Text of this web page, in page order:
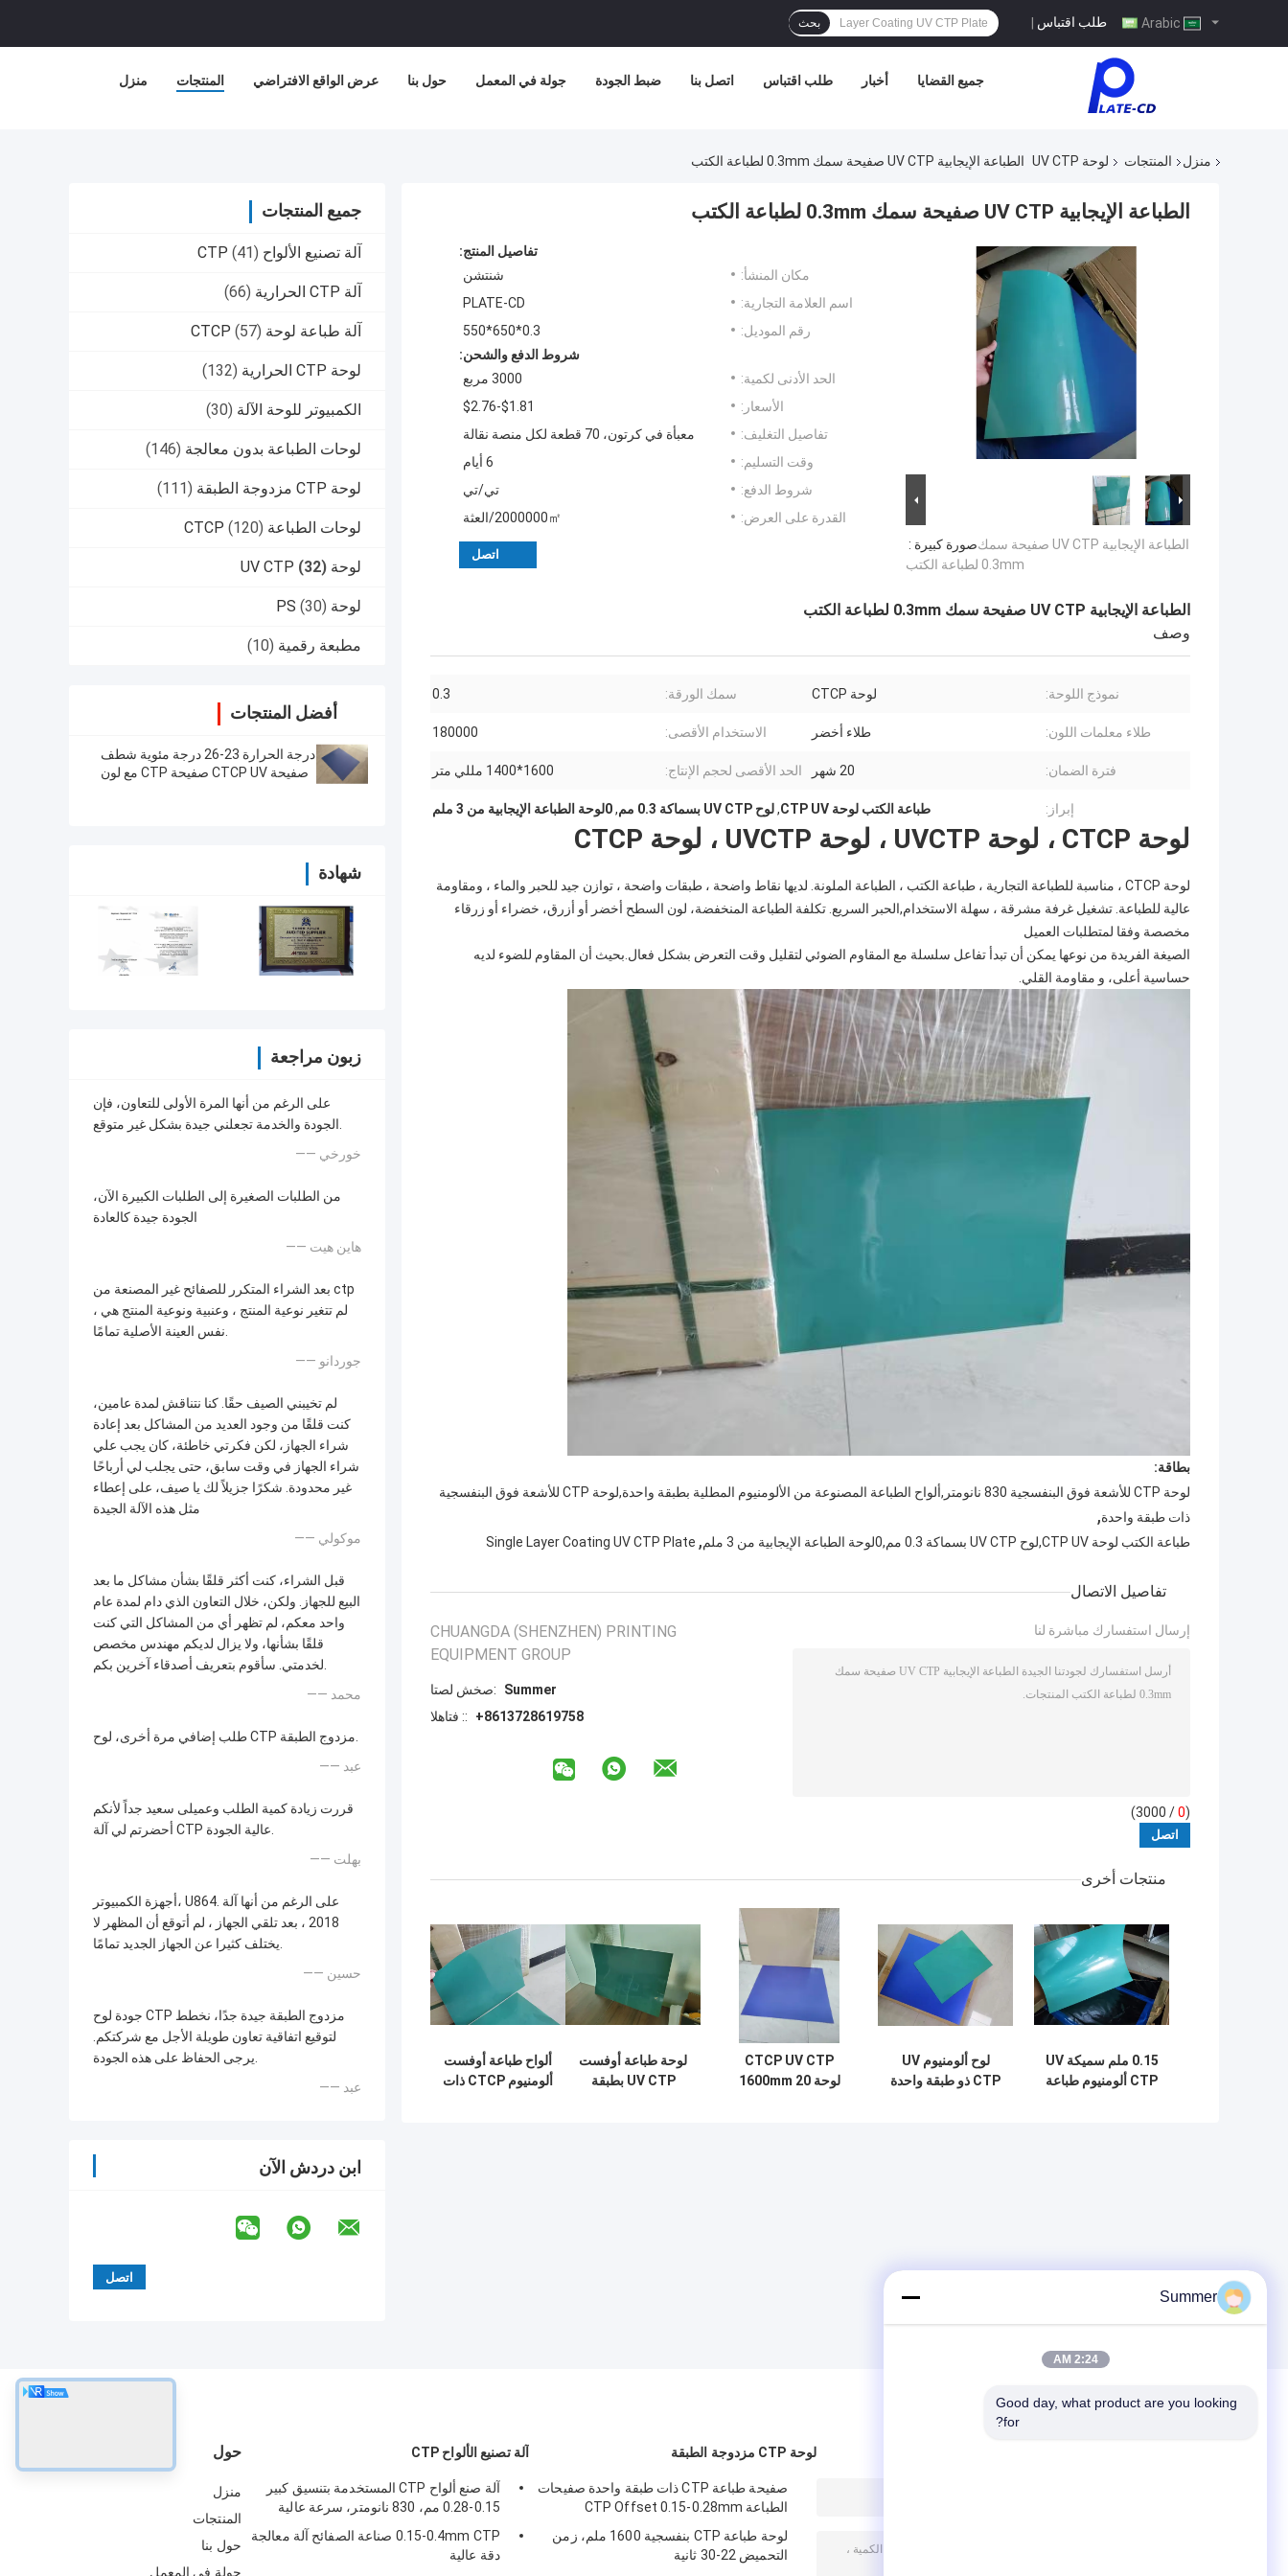
طلب اقتباس | بحث
منزل المنتجات عرض الواقع الافتراضي حول بنا جولة في المعمل ضبط الجودة اتصل بنا طلب اقتباس أخبار جميع القضايا
منزل المنتجات لوحة UV CTP الطباعة الإيجابية UV CTP صفيحة سمك 0.3mm لطباعة الكتب
جميع المنتجات
آلة تصنيع الألواح CTP (41)
آلة CTP الحرارية (66)
آلة طباعة لوحة CTCP (57)
لوحة CTP الحرارية (132)
الكمبيوتر للوحة الآلة (30)
لوحات الطباعة بدون معالجة (146)
لوحة CTP مزدوجة الطبقة (111)
لوحات الطباعة CTCP (120)
لوحة UV CTP (32)
لوحة PS (30)
مطبعة رقمية (10)
أفضل المنتجات
درجة الحرارة 23-26 درجة مئوية شطف
صفيحة CTCP UV صفيحة CTP مع لون
شهادة
زبون مراجعة
على الرغم من أنها المرة الأولى للتعاون، فإن
الجودة والخدمة تجعلني جيدة بشكل غير متوقع.
—— خورخي
من الطلبات الصغيرة إلى الطلبات الكبيرة الآن،
الجودة جيدة كالعادة
—— هاين هيت
بعد الشراء المتكرر للصفائح غير المصنعة من ctp
، لم تتغير نوعية المنتج ، وعنبية ونوعية المنتج هي
نفس العينة الأصلية تمامًا.
—— جوردانو
لم تخيبني الصيف حقًا. كنا نتناقش لمدة عامين،
كنت قلقًا من وجود العديد من المشاكل بعد إعادة
شراء الجهاز، لكن فكرتي خاطئة، كان يجب علي
شراء الجهاز في وقت سابق، حتى يجلب لي أرباحًا
غير محدودة. شكرًا جزيلاً لك يا صيف، على إعطاء
مثل هذه الآلة الجيدة
—— موكولي
قبل الشراء، كنت أكثر قلقًا بشأن مشاكل ما بعد
البيع للجهاز. ولكن، خلال التعاون الذي دام لمدة عام
واحد معكم، لم تظهر أي من المشاكل التي كنت
قلقًا بشأنها، ولا يزال لديكم مهندس مخصص
لخدمتي. سأقوم بتعريف أصدقاء آخرين بكم.
—— محمد
طلب إضافي مرة أخرى، لوح CTP مزدوج الطبقة.
—— عبد
قررت زيادة كمية الطلب وعميلى سعيد جداً لأنكم
أحضرتم لي آلة CTP عالية الجودة.
—— بهلت
أجهزة الكمبيوتر، U864. على الرغم من أنها آلة
2018 ، بعد تلقي الجهاز ، لم أتوقع أن المظهر لا
يختلف كثيرا عن الجهاز الجديد تمامًا.
—— حسين
جودة لوح CTP مزدوج الطبقة جيدة جدًا، نخطط
لتوقيع اتفاقية تعاون طويلة الأجل مع شركتكم.
يرجى الحفاظ على هذه الجودة.
—— عبد
ابن دردش الآن
الطباعة الإيجابية UV CTP صفيحة سمك 0.3mm لطباعة الكتب
صورة كبيرة :الطباعة الإيجابية UV CTP صفيحة سمك
0.3mm لطباعة الكتب
تفاصيل المنتج:
مكان المنشأ:
شنتشن
اسم العلامة التجارية:
PLATE-CD
رقم الموديل:
0.3*650*550
شروط الدفع والشحن:
الحد الأدنى لكمية:
3000 مربع
الأسعار:
$1.81-$2.76
تفاصيل التغليف:
معبأة في كرتون، 70 قطعة لكل منصة نقالة
وقت التسليم:
6 أيام
شروط الدفع:
تي/تي
القدرة على العرض:
2000000㎡/العثة
اتصل
الطباعة الإيجابية UV CTP صفيحة سمك 0.3mm لطباعة الكتب
وصف
نموذج اللوحة: لوحة CTCP سمك الورقة: 0.3
طلاء معلمات اللون: طلاء أخضر الاستخدام الأقصى: 180000
فترة الضمان: 20 شهر الحد الأقصى لحجم الإنتاج: 1600*1400 مللي متر
إبراز: طباعة الكتب لوحة CTP UV ,لوح UV CTP بسماكة 0.3 مم ,0لوحة الطباعة الإيجابية من 3 ملم
لوحة CTCP ، لوحة UVCTP ، لوحة UVCTP ، لوحة CTCP
لوحة CTCP ، مناسبة للطباعة التجارية ، طباعة الكتب ، الطباعة الملونة. لديها نقاط واضحة ، طبقات واضحة ، توازن جيد للحبر والماء ، ومقاومة
عالية للطباعة. تشغيل غرفة مشرقة ، سهلة الاستخدام,الحبر السريع. تكلفة الطباعة المنخفضة، لون السطح أخضر أو أزرق، خضراء أو زرقاء
مخصصة وفقا لمتطلبات العميل
الصيغة الفريدة من نوعها يمكن أن تبدأ تفاعل سلسلة مع المقاوم الضوئي لتقليل وقت التعرض بشكل فعال.بحيث أن المقاوم للضوء لديه
حساسية أعلى، و مقاومة القلي.
بطاقة:
لوحة CTP للأشعة فوق البنفسجية 830 نانومتر,ألواح الطباعة المصنوعة من الألومنيوم المطلية بطبقة واحدة,لوحة CTP للأشعة فوق البنفسجية
ذات طبقة واحدة,
طباعة الكتب لوحة CTP UV,لوح UV CTP بسماكة 0.3 مم,0لوحة الطباعة الإيجابية من 3 ملم ,
Single Layer Coating UV CTP Plate
تفاصيل الاتصال
CHUANGDA (SHENZHEN) PRINTING
EQUIPMENT GROUP
اتصل شخص:
Summer
الهاتف ::
+8613728619758
إرسال استفسارك مباشرة لنا
(
0
/ 3000)
منتجات أخرى
0.15 ملم سميكة UV
CTP ألومنيوم طباعة
لوح ألومنيوم UV
CTP ذو طبقة واحدة
CTCP UV CTP
لوحة 1600mm 20
لوحة طباعة أوفست
UV CTP بطبقة
ألواح طباعة أوفست
ألومنيوم CTCP ذات
حول
منزل
المنتجات
حول بنا
جولة في المعمل
آلة تصنيع الألواح CTP
آلة صنع ألواح CTP المستخدمة بتنسيق كبير
0.15-0.28 مم، 830 نانومتر، سرعة عالية
0.15-0.4mm CTP صناعة الصفائح آلة معالجة
دقة عالية
لوحة CTP مزدوجة الطبقة
صفيحة طباعة CTP ذات طبقة واحدة صفيحات
الطباعة CTP Offset 0.15-0.28mm
لوحة طباعة CTP بنفسجية 1600 ملم، زمن
التحميض 22-30 ثانية
Summer
2:24 AM
Good day, what product are you looking
for?